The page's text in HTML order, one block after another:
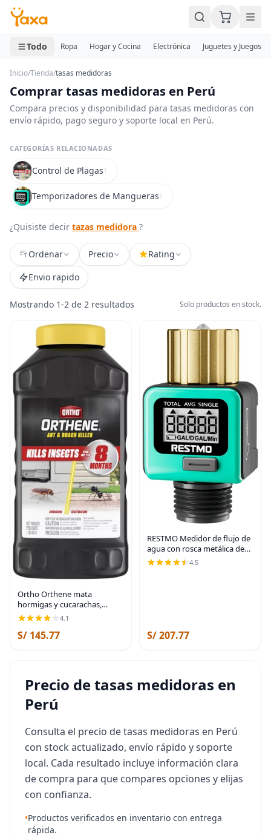
MINI CARRITO
0 productos
Todo Ropa Hogar y Cocina Electrónica Juguetes y Juegos
Inicio/Tienda/tasas medidoras
Comprar tasas medidoras en Perú
Compara precios y disponibilidad para tasas medidoras con
envío rápido, pago seguro y soporte local en Perú.
CATEGORÍAS RELACIONADAS
Control de Plagas1
Temporizadores de Mangueras1
¿Quisiste decir tazas medidora ?
Ordenar Precio
Rating
Envio rapido
Mostrando 1-2 de 2 resultados Solo productos en stock.
Ortho Orthene mata
hormigas y cucarachas,
proporciona un control
duradero de insectos, para
uso en interiores y exteriores,
4.1
S/ 145.77
RESTMO Medidor de flujo de
agua con rosca metálica de
entrada de latón, mide el
consumo en galones/litros y
4.5
S/ 207.77
Precio de tasas medidoras en
Perú
Consulta el precio de tasas medidoras en Perú
con stock actualizado, envío rápido y soporte
local. Cada resultado incluye información clara
de compra para que compares opciones y elijas
con confianza.
•Productos verificados en inventario con entrega
rápida.